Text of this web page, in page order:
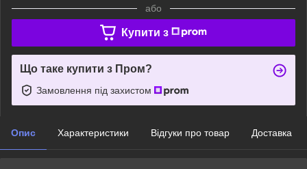
або
Купити з
Що таке купити з Пром?
Замовлення під захистом
Опис Характеристики Відгуки про товар Доставка